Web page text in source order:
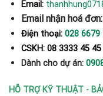
Email:
Email nhận hoá đơn:
Điện thoại: 028 6679
CSKH: 08 3333 45 45
Dành cho dự án:
HỖ TRỢ KỸ THUẬT -